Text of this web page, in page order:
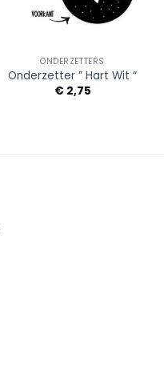
ONDERZETTERS
Onderzetter ” Hart Wit “
€2,75